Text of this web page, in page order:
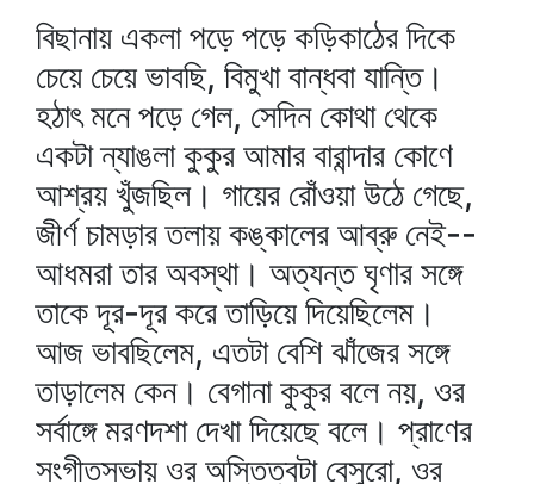
বিছানায় একলা পড়ে পড়ে কড়িকাঠের দিকে
চেয়ে চেয়ে ভাবছি, বিমুখা বান্ধবা যান্তি।
হঠাৎ মনে পড়ে গেল, সেদিন কোথা থেকে
একটা ন্যাঙলা কুকুর আমার বারান্দার কোণে
আশ্রয় খুঁজছিল। গায়ের রোঁওয়া উঠে গেছে,
জীর্ণ চামড়ার তলায় কঙ্কালের আব্রু নেই--
আধমরা তার অবস্থা। অত্যন্ত ঘৃণার সঙ্গে
তাকে দূর-দূর করে তাড়িয়ে দিয়েছিলেম।
আজ ভাবছিলেম, এতটা বেশি ঝাঁজের সঙ্গে
তাড়ালেম কেন। বেগানা কুকুর বলে নয়, ওর
সর্বাঙ্গে মরণদশা দেখা দিয়েছে বলে। প্রাণের
সংগীতসভায় ওর অস্তিত্বটা বেসুরো, ওর